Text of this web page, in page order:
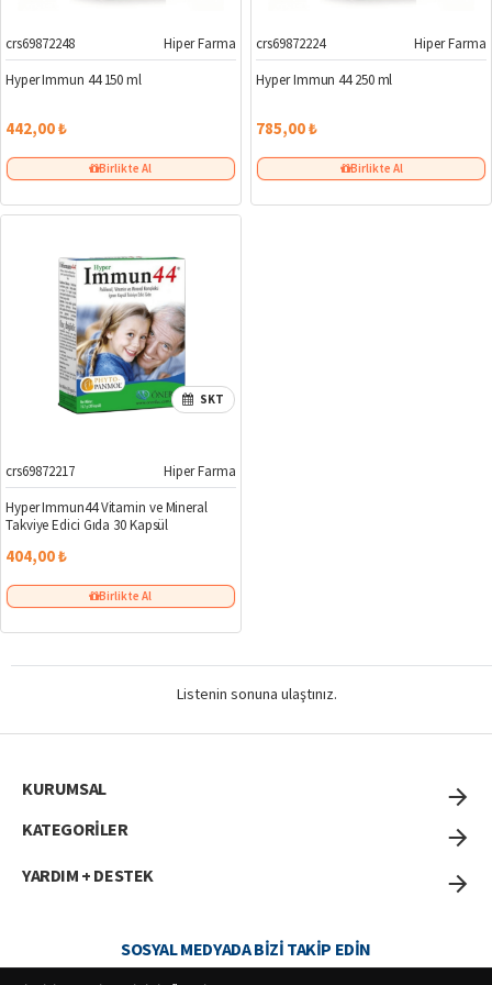
crs69872248
Hiper Farma
Hyper Immun 44 150 ml
442,00 ₺
Birlikte Al
crs69872224
Hiper Farma
Hyper Immun 44 250 ml
785,00 ₺
Birlikte Al
SKT
crs69872217
Hiper Farma
Hyper Immun44 Vitamin ve Mineral
Takviye Edici Gıda 30 Kapsül
404,00 ₺
Birlikte Al
Listenin sonuna ulaştınız.
KURUMSAL
KATEGORİLER
YARDIM + DESTEK
SOSYAL MEDYADA BIZI TAKIP EDIN